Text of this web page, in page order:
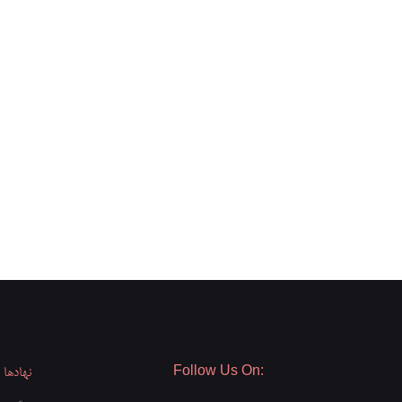
نهادها Follow Us On: